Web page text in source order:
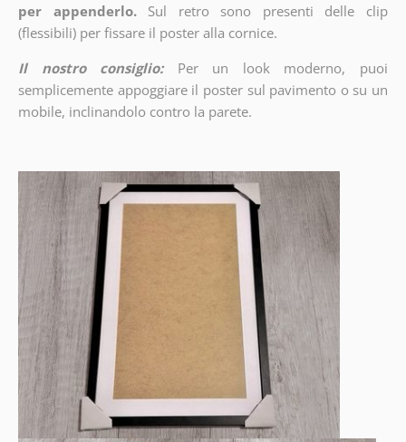
per appenderlo.
Sul retro sono presenti delle clip
(flessibili) per fissare il poster alla cornice.
Il nostro consiglio:
Per un look moderno, puoi
semplicemente appoggiare il poster sul pavimento o su un
mobile, inclinandolo contro la parete.